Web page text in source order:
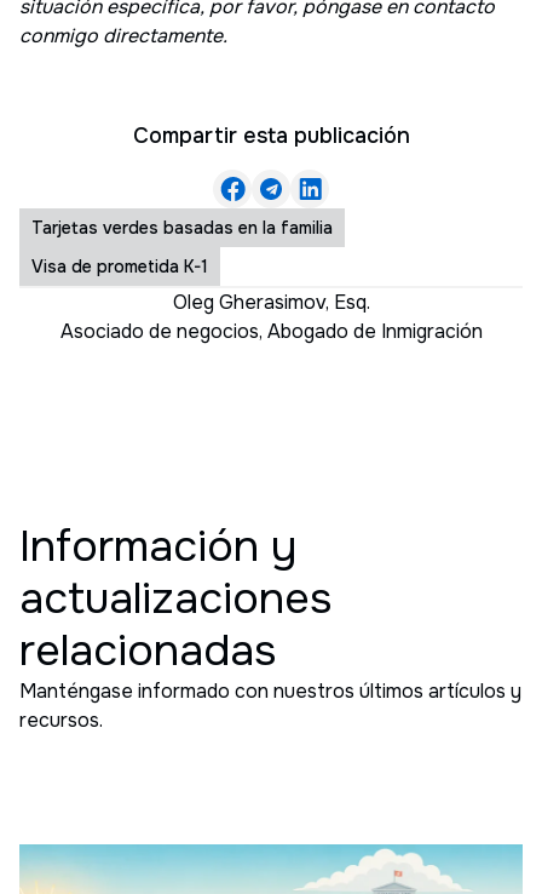
situación específica, por favor, póngase en contacto
conmigo directamente.
Compartir esta publicación
Tarjetas verdes basadas en la familia
Visa de prometida K-1
Oleg Gherasimov, Esq.
Asociado de negocios, Abogado de Inmigración
Información y
actualizaciones
relacionadas
Manténgase informado con nuestros últimos artículos y
recursos.